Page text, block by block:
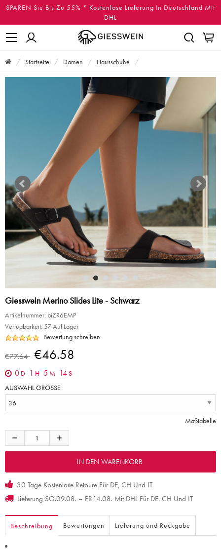
SPAREN Sie Bis Zu 55% * Kostenlose Lieferung In Deutschland Mit
DHL
Startseite Damen Hausschuhe
Giesswein Merino Slides Lite - Schwarz
Artikelnummer: biZR6EMP
Verfügbarkeit: 57 Auf Lager
Bewertung schreiben
€77.64 €46.58
0 D 1 H 5 M 14S
AUSWAHL GRÖSSE
Maßtabelle
30 Tage Kostenlose Retoure Für DE, CH Und IT
Lieferung SO.09.08. – FR.14.08. Mit DHL Für DE. CH Und IT
Beschreibung Bewertungen Lieferung und Rückgabe